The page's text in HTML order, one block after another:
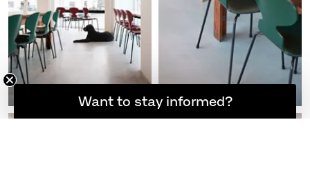
想随时了解最新资讯吗？
Want to stay informed?